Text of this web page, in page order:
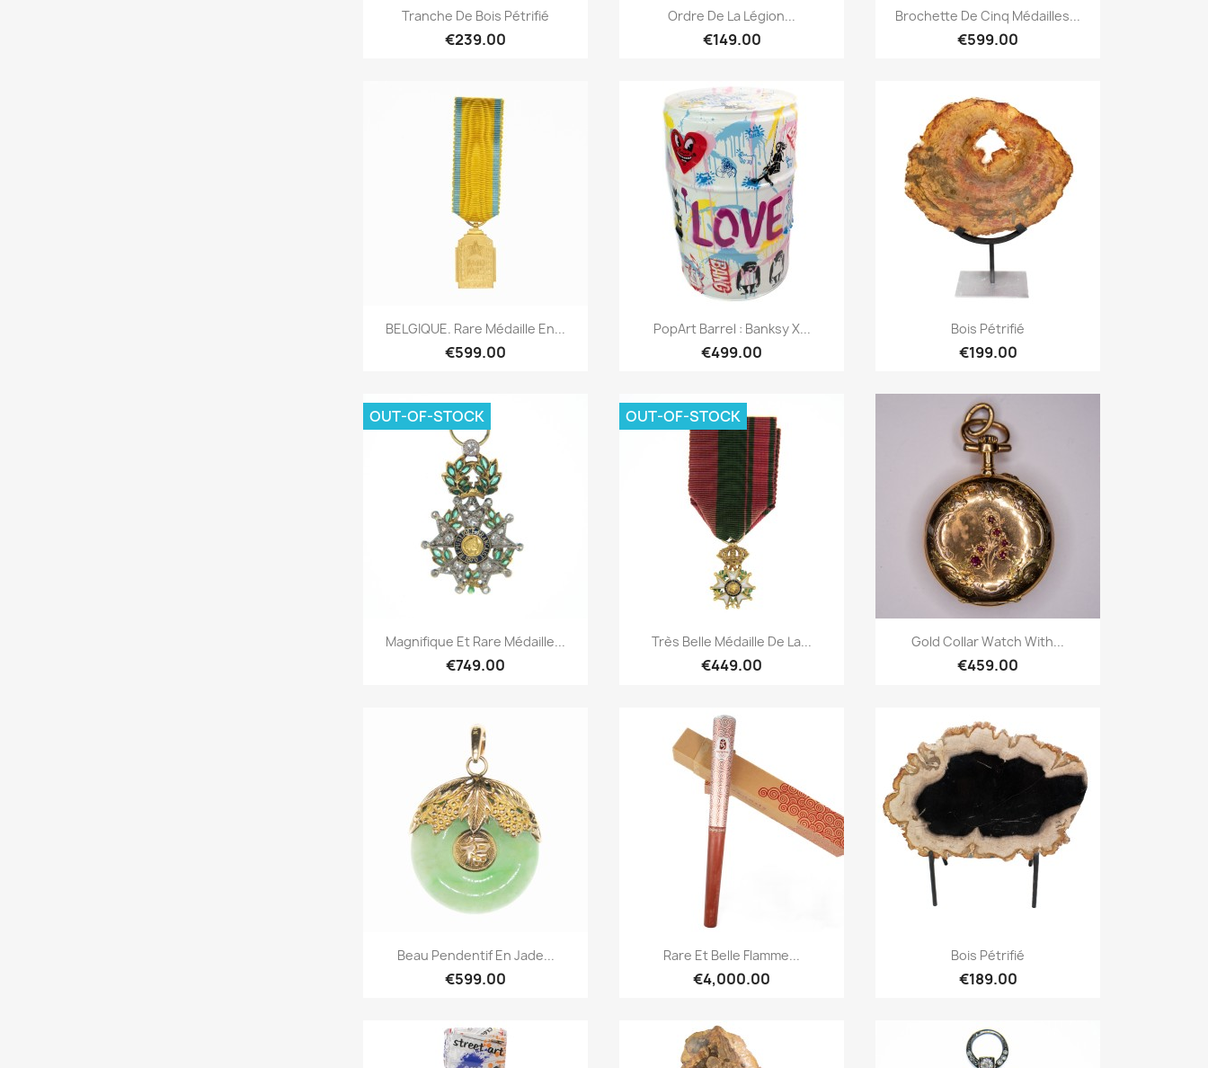
Quick overview
Tranche De Bois Pétrifié
€239.00
Quick overview
Ordre De La Légion...
€149.00
Quick overview
Brochette De Cinq Médailles...
€599.00
 Quick overview
BELGIQUE. Rare Médaille En...
€599.00
Quick overview
PopArt Barrel : Banksy X...
€499.00
Quick overview
Bois Pétrifié
€199.00
Quick overview
Magnifique Et Rare Médaille...
€749.00
OUT-OF-STOCK
Quick overview
Très Belle Médaille De La...
€449.00
OUT-OF-STOCK
Quick overview
Gold Collar Watch With...
€459.00
Quick overview
Beau Pendentif En Jade...
€599.00
Quick overview
Rare Et Belle Flamme...
€4,000.00
Quick overview
Bois Pétrifié
€189.00